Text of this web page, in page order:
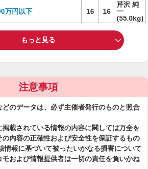
万円以下 16 16
芹沢 純
一
(55.0kg)
もっと見る
注意事項
のデータは、必ず主催者発行のものと照合
載されている情報の内容に関しては万全を
内容の正確性および安全性を保証するもの
情報に基づいて被ったいかなる損害について
モおよび情報提供者は一切の責任を負いかね